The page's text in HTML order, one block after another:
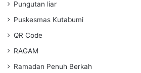
Pungutan liar
Puskesmas Kutabumi
QR Code
RAGAM
Ramadan Penuh Berkah